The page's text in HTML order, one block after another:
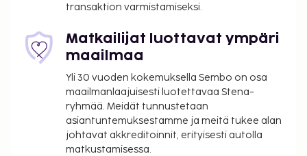
transaktion varmistamiseksi.
Matkailijat luottavat ympäri
maailmaa
Yli 30 vuoden kokemuksella Sembo on osa
maailmanlaajuisesti luotettavaa Stena-
ryhmää. Meidät tunnustetaan
asiantuntemuksestamme ja meitä tukee alan
johtavat akkreditoinnit, erityisesti autolla
matkustamisessa.